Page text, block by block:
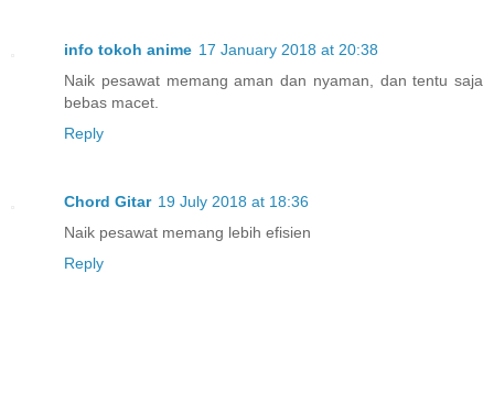
info tokoh anime 17 January 2018 at 20:38
Naik pesawat memang aman dan nyaman, dan tentu saja
bebas macet.
Reply
Chord Gitar 19 July 2018 at 18:36
Naik pesawat memang lebih efisien
Reply